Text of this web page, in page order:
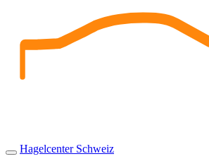
content
Hagelcenter Schweiz